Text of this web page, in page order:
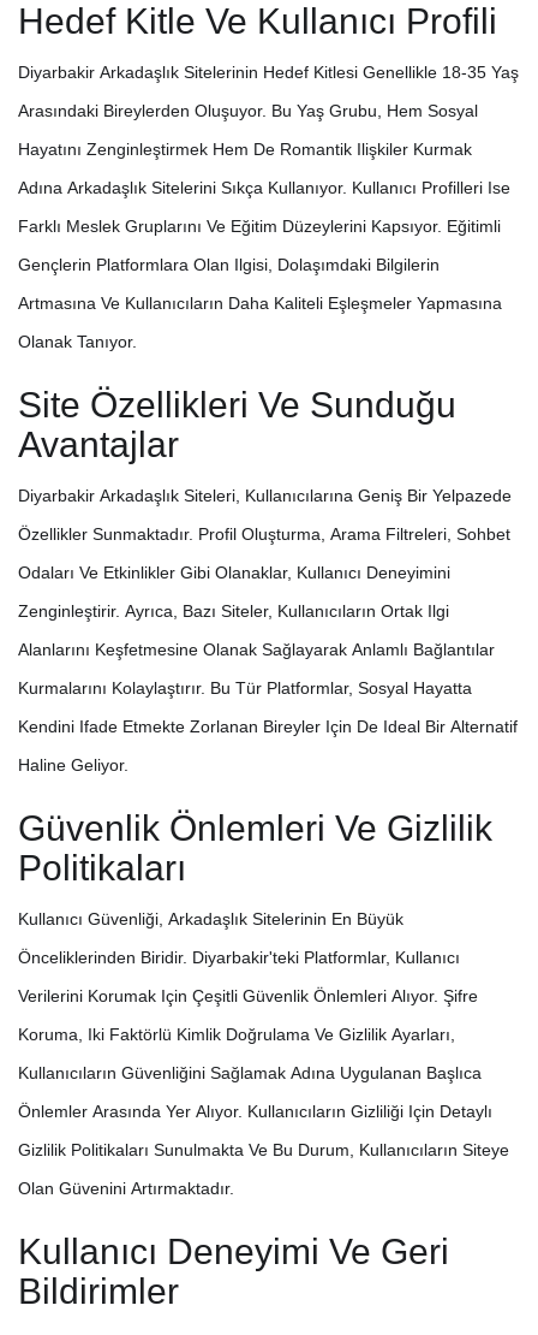
Hedef Kitle Ve Kullanıcı Profili
Diyarbakir Arkadaşlık Sitelerinin Hedef Kitlesi Genellikle 18-35 Yaş
Arasındaki Bireylerden Oluşuyor. Bu Yaş Grubu, Hem Sosyal
Hayatını Zenginleştirmek Hem De Romantik Ilişkiler Kurmak
Adına Arkadaşlık Sitelerini Sıkça Kullanıyor. Kullanıcı Profilleri Ise
Farklı Meslek Gruplarını Ve Eğitim Düzeylerini Kapsıyor. Eğitimli
Gençlerin Platformlara Olan Ilgisi, Dolaşımdaki Bilgilerin
Artmasına Ve Kullanıcıların Daha Kaliteli Eşleşmeler Yapmasına
Olanak Tanıyor.
Site Özellikleri Ve Sunduğu
Avantajlar
Diyarbakir Arkadaşlık Siteleri, Kullanıcılarına Geniş Bir Yelpazede
Özellikler Sunmaktadır. Profil Oluşturma, Arama Filtreleri, Sohbet
Odaları Ve Etkinlikler Gibi Olanaklar, Kullanıcı Deneyimini
Zenginleştirir. Ayrıca, Bazı Siteler, Kullanıcıların Ortak Ilgi
Alanlarını Keşfetmesine Olanak Sağlayarak Anlamlı Bağlantılar
Kurmalarını Kolaylaştırır. Bu Tür Platformlar, Sosyal Hayatta
Kendini Ifade Etmekte Zorlanan Bireyler Için De Ideal Bir Alternatif
Haline Geliyor.
Güvenlik Önlemleri Ve Gizlilik
Politikaları
Kullanıcı Güvenliği, Arkadaşlık Sitelerinin En Büyük
Önceliklerinden Biridir. Diyarbakir'teki Platformlar, Kullanıcı
Verilerini Korumak Için Çeşitli Güvenlik Önlemleri Alıyor. Şifre
Koruma, Iki Faktörlü Kimlik Doğrulama Ve Gizlilik Ayarları,
Kullanıcıların Güvenliğini Sağlamak Adına Uygulanan Başlıca
Önlemler Arasında Yer Alıyor. Kullanıcıların Gizliliği Için Detaylı
Gizlilik Politikaları Sunulmakta Ve Bu Durum, Kullanıcıların Siteye
Olan Güvenini Artırmaktadır.
Kullanıcı Deneyimi Ve Geri
Bildirimler